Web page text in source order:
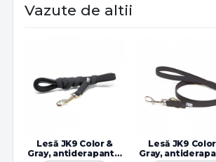
Vazute de altii
Lesă JK9 Color &
Gray, antiderapantă,
Lesă JK9
Gray,